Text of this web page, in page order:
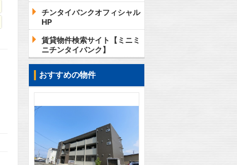
チンタイバンクオフィシャル
HP
賃貸物件検索サイト【ミニミ
ニチンタイバンク】
おすすめの物件